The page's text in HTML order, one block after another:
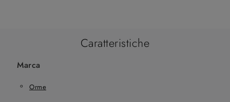
Caratteristiche
Marca
Orme